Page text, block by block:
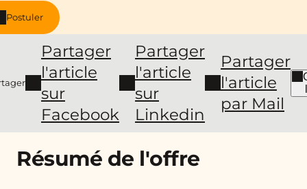
Postuler
Partager
l'article
sur
Facebook
Partager
l'article
sur
Linkedin
Partager
l'article
par Mail
Résumé de l'offre